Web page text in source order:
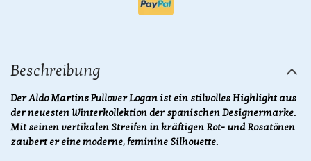
Beschreibung
Der Aldo Martins Pullover Logan ist ein stilvolles Highlight aus
der neuesten Winterkollektion der spanischen Designermarke.
Mit seinen vertikalen Streifen in kräftigen Rot- und Rosatönen
zaubert er eine moderne, feminine Silhouette.